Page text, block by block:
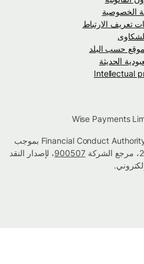
الارتباط
حسب البلد
الحديثة
تم اعتماد شركة Wise بواسطة Financial Conduct Authority بموجب
900507، لإصدار النقد